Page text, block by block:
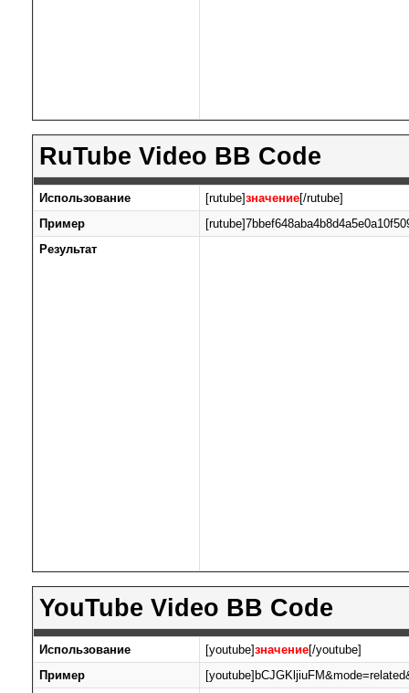
RuTube Video BB Code
Использование [rutube]значение[/rutube]
Пример
Результат
YouTube Video BB Code
Использование [youtube]значение[/youtube]
Пример